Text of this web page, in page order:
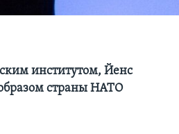
институтом, Йенс
страны НАТО